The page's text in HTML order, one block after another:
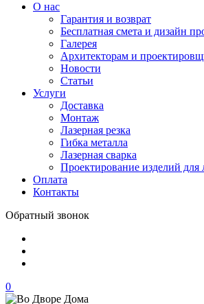
О нас
Гарантия и возврат
Бесплатная смета и дизайн
Галерея
Архитекторам и
Новости
Статьи
Услуги
Доставка
Монтаж
Лазерная резка
Гибка металла
Лазерная сварка
Проектирование изделий для
Оплата
Контакты
Обратный звонок
0